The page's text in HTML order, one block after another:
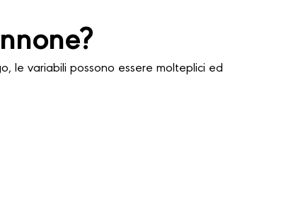
le variabili possono essere molteplici ed